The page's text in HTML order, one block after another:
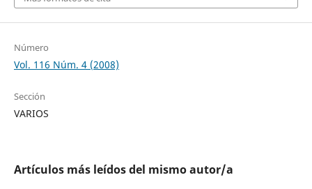
Número
Vol. 116 Núm. 4 (2008)
Sección
VARIOS
Artículos más leídos del mismo autor/a